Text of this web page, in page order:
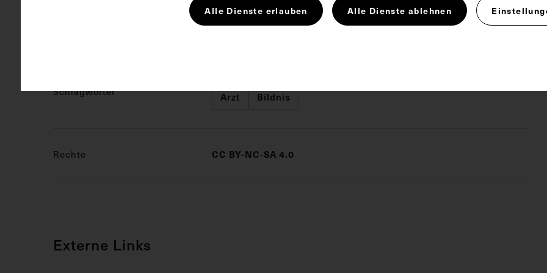
Grundlage der Abbildung war eine ältere Fotografie, die von der
Schlagwörter Arzt Bildnis
Rechte CC BY-NC-SA 4.0
Externe Links
Alle Dienste erlauben Alle Dienste ablehnen